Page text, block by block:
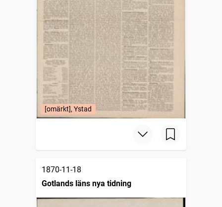
[omärkt], Ystad
1870-11-18
Gotlands läns nya tidning